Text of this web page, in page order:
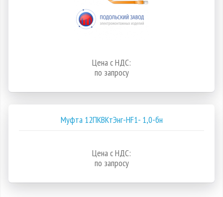
Цена с НДС:
по запросу
Муфта 12ПКВКтЭнг-HF1- 1,0-бн
Цена с НДС:
по запросу